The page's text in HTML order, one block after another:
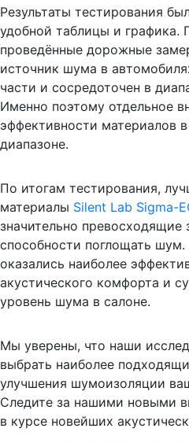
Результаты тестирования
удобной таблицы и графика.
проведённые дорожные
источник шума в
части и сосредоточен в
Именно поэтому отдельное
эффективности материалов
диапазоне.
По итогам тестирования,
материалы Silent Lab Sigma-
значительно превосходящие
способности поглощать
оказались наиболее
акустического комфорта и
уровень шума в салоне.
Мы уверены, что наши
выбрать наиболее
улучшения шумоизоляции
Следите за нашими новыми
в курсе новейших